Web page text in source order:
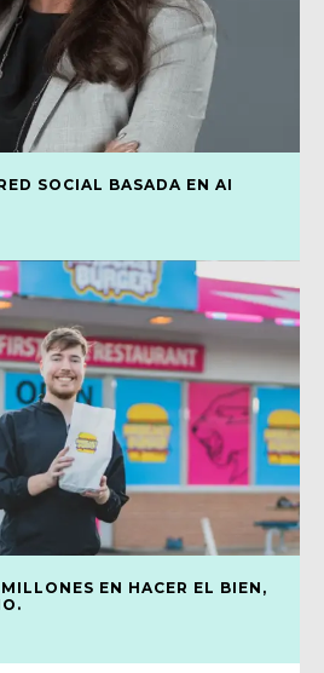
SOCIAL BASADA EN AI
EN HACER EL BIEN,